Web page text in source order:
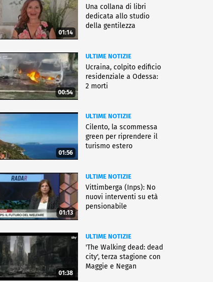
01:14
Una collana di libri
dedicata allo studio
della gentilezza
00:54
ULTIME NOTIZIE
Ucraina, colpito edificio
residenziale a Odessa:
2 morti
01:56
ULTIME NOTIZIE
Cilento, la scommessa
green per riprendere il
turismo estero
01:13
ULTIME NOTIZIE
Vittimberga (Inps): No
nuovi interventi su età
pensionabile
01:38
ULTIME NOTIZIE
'The Walking dead: dead
city', terza stagione con
Maggie e Negan